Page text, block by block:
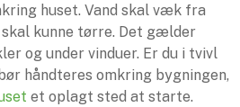
huset. Vand skal væk fra
kunne tørre. Det gælder
og under vinduer. Er du i tvivl
håndteres omkring bygningen,
et oplagt sted at starte.